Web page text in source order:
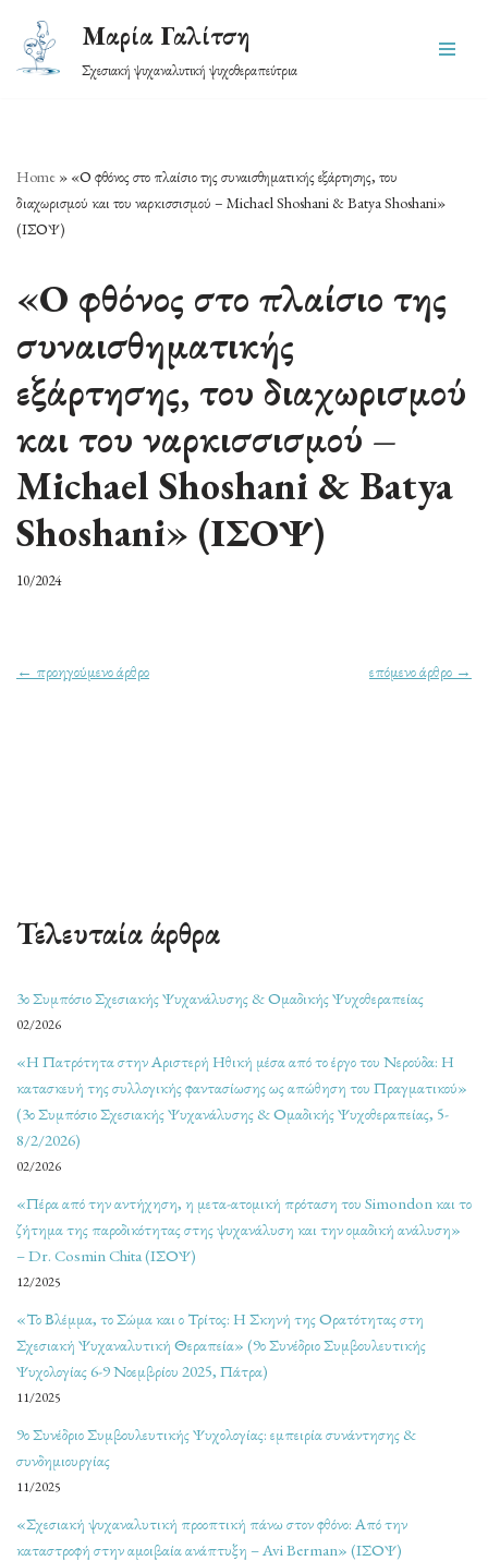
Skip
Μαρία Γαλίτση
Σχεσιακή ψυχαναλυτική ψυχοθεραπεύτρια
Home » «Ο φθόνος στο πλαίσιο της συναισθηματικής εξάρτησης, του
διαχωρισμού και του ναρκισσισμού – Michael Shoshani & Batya Shoshani»
(ΙΣΟΨ)
«Ο φθόνος στο πλαίσιο της
συναισθηματικής
εξάρτησης, του διαχωρισμού
και του ναρκισσισμού –
Michael Shoshani & Batya
Shoshani» (ΙΣΟΨ)
10/2024
← προηγούμενο άρθρο επόμενο άρθρο →
Τελευταία άρθρα
3ο Συμπόσιο Σχεσιακής Ψυχανάλυσης & Ομαδικής Ψυχοθεραπείας
02/2026
«Η Πατρότητα στην Αριστερή Ηθική μέσα από το έργο του Νερούδα: Η
κατασκευή της συλλογικής φαντασίωσης ως απώθηση του Πραγματικού»
(3ο Συμπόσιο Σχεσιακής Ψυχανάλυσης & Ομαδικής Ψυχοθεραπείας, 5-
8/2/2026)
02/2026
«Πέρα από την αντήχηση, η μετα-ατομική πρόταση του Simondon και το
ζήτημα της παροδικότητας στης ψυχανάλυση και την ομαδική ανάλυση»
– Dr. Cosmin Chita (ΙΣΟΨ)
12/2025
«Το Βλέμμα, το Σώμα και ο Τρίτος: Η Σκηνή της Ορατότητας στη
Σχεσιακή Ψυχαναλυτική Θεραπεία» (9ο Συνέδριο Συμβουλευτικής
Ψυχολογίας 6-9 Νοεμβρίου 2025, Πάτρα)
11/2025
9ο Συνέδριο Συμβουλευτικής Ψυχολογίας: εμπειρία συνάντησης &
συνδημιουργίας
11/2025
«Σχεσιακή ψυχαναλυτική προοπτική πάνω στον φθόνο: Από την
καταστροφή στην αμοιβαία ανάπτυξη – Avi Berman» (ΙΣΟΨ)